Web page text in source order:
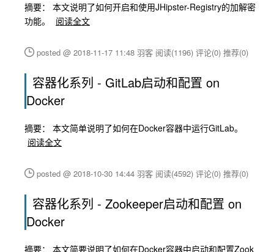
摘要： 本文说明了如何开启和使用JHipster-Registry的加解密
功能。
阅读全文
posted @ 2018-11-17 11:48 羽客 阅读(1196) 评论(0) 推荐(0)
容器化系列 - GitLab启动和配置 on
Docker
摘要： 本文简单说明了如何在Docker容器中运行GitLab。
阅读全文
posted @ 2018-10-30 14:44 羽客 阅读(4592) 评论(0) 推荐(0)
容器化系列 - Zookeeper启动和配置 on
Docker
摘要： 本文简要说明了如何在Docker容器中启动和配置Zook